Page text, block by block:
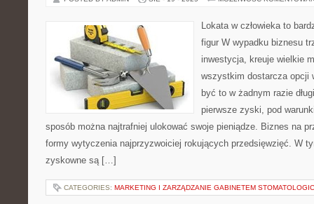
Lokata w człowieka to
figur W wypadku biznesu
inwestycja, kreuje wielkie
wszystkim dostarcza opcji
być to w żadnym razie
pierwsze zyski, pod
sposób można najtrafniej ulokować swoje pieniądze. Biznes na
formy wytyczenia najprzyzwoiciej rokujących przedsięwzięć. W
zyskowne są […]
CATEGORIES: MARKETING I ZARZĄDZANIE GABINETEM